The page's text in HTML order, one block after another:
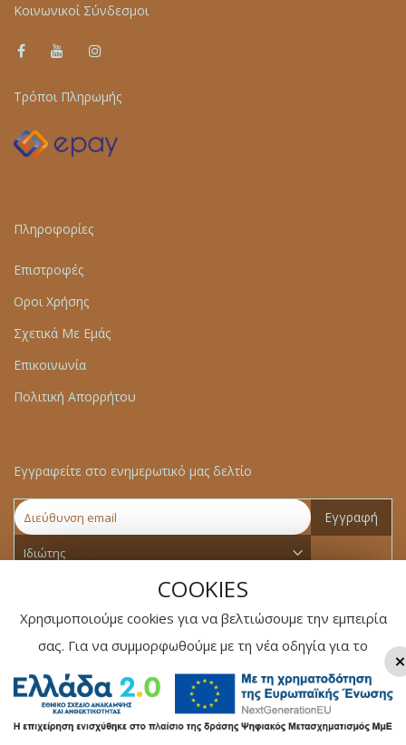
COOKIES
Χρησιμοποιούμε cookies για να βελτιώσουμε την εμπειρία
σας. Για να συμμορφωθούμε με τη νέα οδηγία για το
ηλεκτρονικό απόρρητο, πρέπει να ζητήσουμε τη
συγκατάθεσή σας για τη ρύθμιση των cookies.Δείτε
περισσότερα
×
Κοινωνικοί Σύνδεσμοι
Τρόποι Πληρωμής
Πληροφορίες
Επιστροφές
Οροι Χρήσης
Σχετικά Με Εμάς
Επικοινωνία
Πολιτική Απορρήτου
Εγγραφείτε στο ενημερωτικό μας δελτίο
Εγγραφή